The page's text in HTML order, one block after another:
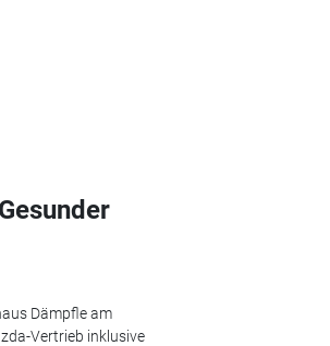
Dämpfle am
Vertrieb inklusive